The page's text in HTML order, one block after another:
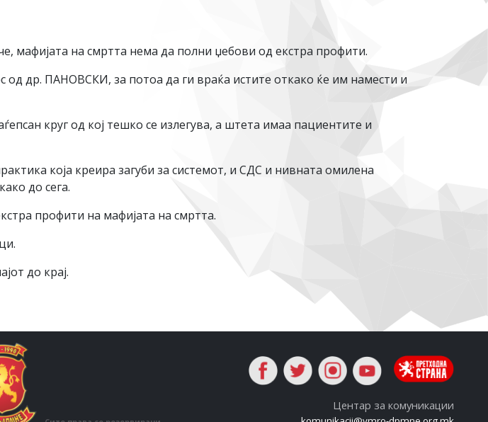
мафијата на смртта нема да полни џебови од екстра профити.
др. ПАНОВСКИ, за потоа да ги враќа истите откако ќе им намести и
круг од кој тешко се излегува, а штета имаа пациентите и
која креира загуби за системот, и СДС и нивната омилена
до сега.
профити на мафијата на смртта.
до крај.
Центар за комуникации